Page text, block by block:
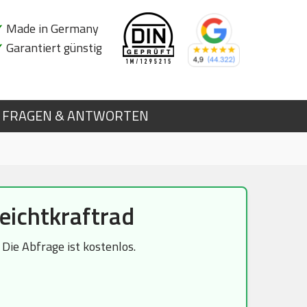
Made in Germany
Garantiert günstig
FRAGEN & ANTWORTEN
Abfrage ist kostenlos.